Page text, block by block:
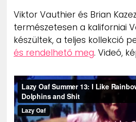
Viktor Vauthier és Brian
természetesen a kaliforniai
készültek, a teljes kollekció
és rendelhető meg. Videó,